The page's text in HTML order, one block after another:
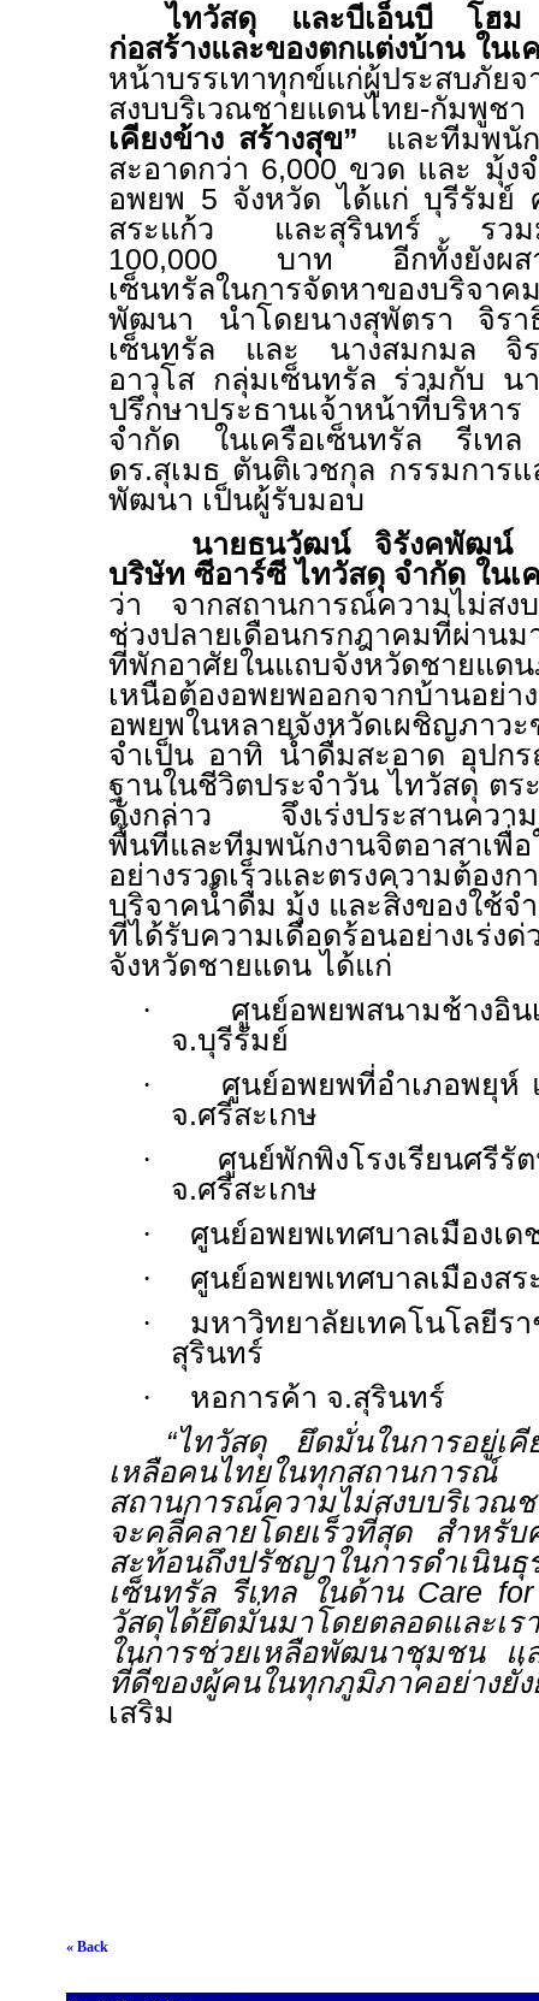
ไทวัสดุ และบีเอ็นบี โฮม
ก่อสร้างและของตกแต่งบ้าน ในเ
หน้าบรรเทาทุกข์แก่ผู้ประสบภัย
สงบบริเวณชายแดนไทย-กัมพูช
เคียงข้าง สร้างสุข”
และทีมพนั
สะอาดกว่า 6,000 ขวด และ มุ้ง
อพยพ 5 จังหวัด ได้แก่ บุรีรัมย์
สระแก้ว และสุรินทร์ รวมมู
100,000 บาท อีกทั้งยังผสา
เซ็นทรัลในการจัดหาของบริจา
พัฒนา นำโดยนางสุพัตรา จิร
เซ็นทรัล และ นางสมกมล จิ
อาวุโส กลุ่มเซ็นทรัล ร่วมกับ น
ปรึกษาประธานเจ้าหน้าที่บริหา
จำกัด ในเครือเซ็นทรัล รีเทล
ดร.สุเมธ ตันติเวชกุล กรรมการ
พัฒนา เป็นผู้รับมอบ
นายธนวัฒน์ จิรังคพัฒน์
บริษัท ซีอาร์ซี ไทวัสดุ จำกัด ใน
ว่า จากสถานการณ์ความไม่ส
ช่วงปลายเดือนกรกฎาคมที่ผ่า
ที่พักอาศัยในแถบจังหวัดชายแด
เหนือต้องอพยพออกจากบ้านอ
อพยพในหลายจังหวัดเผชิญภาว
จำเป็น อาทิ น้ำดื่มสะอาด อุปก
ฐานในชีวิตประจำวัน ไทวัสดุ ตร
ดังกล่าว จึงเร่งประสานความ
พื้นที่และทีมพนักงานจิตอาสาเพื่อ
อย่างรวดเร็วและตรงความต้
บริจาคน้ำดื่ม มุ้ง และสิ่งของใช้จ
ที่ได้รับความเดือดร้อนอย่างเ
จังหวัดชายแดน ได้แก่
·
ศูนย์อพยพสนามช้างอิน
จ.บุรีรัมย์
·
ศูนย์อพยพที่อำเภอพยุห์
จ.ศรีสะเกษ
·
ศูนย์พักพิงโรงเรียนศรีรั
จ.ศรีสะเกษ
·
ศูนย์อพยพเทศบาลเมืองเ
·
ศูนย์อพยพเทศบาลเมืองสร
·
มหาวิทยาลัยเทคโนโลยีร
สุรินทร์
·
หอการค้า จ.สุรินทร์
“ไทวัสดุ ยึดมั่นในการอยู่เคี
เหลือคนไทยในทุกสถานการณ์
สถานการณ์ความไม่สงบบริเวณ
จะคลี่คลายโดยเร็วที่สุด สำหรับ
สะท้อนถึงปรัชญาในการดำเนิน
เซ็นทรัล รีเทล ในด้าน Care
วัสดุได้ยึดมั่นมาโดยตลอดและเ
ในการช่วยเหลือพัฒนาชุมชน แ
ที่ดีของผู้คนในทุกภูมิภาคอย่างยั่
เสริม
« Back